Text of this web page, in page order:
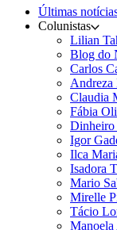
Últimas
Colunistas
Lilian
Blog do
Carlos
Andreza
Claudia
Fábia
Igor
Ilca
Isadora
Mario
Mirelle
Tácio
Manoela